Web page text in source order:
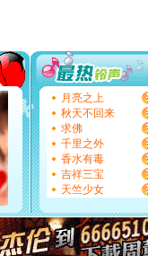
能正大光明地骚扰你,告诉
天都要快乐噢!
[圣诞节]
奉上一颗祝福的
如意,快乐,鲜花,一切美好
[元旦]
看到你我会触电；
断电。爱你是我职业，想
你是我专业！水晶之恋祝你
[元旦]
如果上天让我许三
起；二是再生再世和你在
离。水晶之恋祝你新年快乐
[元旦]当我狠下心扭头离去
泣，这痛楚让我明白我多
卖了。水晶之恋祝你新年快
月亮之上
秋天不回来
求佛
千里之外
香水有毒
吉祥三宝
天竺少女